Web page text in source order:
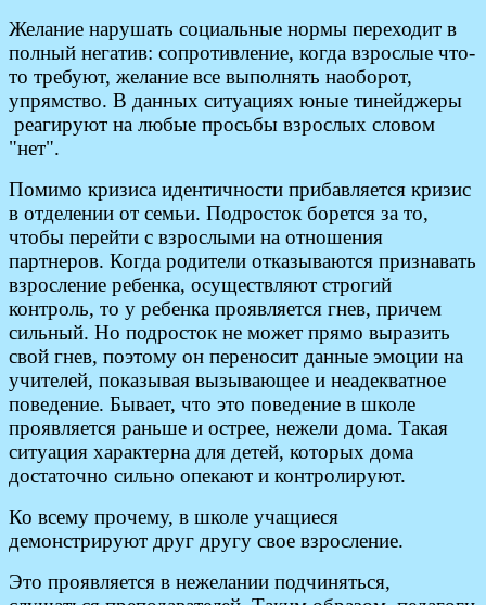
Желание нарушать социальные нормы переходит в
полный негатив: сопротивление, когда взрослые что-
то требуют, желание все выполнять наоборот,
упрямство. В данных ситуациях юные тинейджеры
реагируют на любые просьбы взрослых словом
"нет".
Помимо кризиса идентичности прибавляется кризис
в отделении от семьи. Подросток борется за то,
чтобы перейти с взрослыми на отношения
партнеров. Когда родители отказываются признавать
взросление ребенка, осуществляют строгий
контроль, то у ребенка проявляется гнев, причем
сильный. Но подросток не может прямо выразить
свой гнев, поэтому он переносит данные эмоции на
учителей, показывая вызывающее и неадекватное
поведение. Бывает, что это поведение в школе
проявляется раньше и острее, нежели дома. Такая
ситуация характерна для детей, которых дома
достаточно сильно опекают и контролируют.
Ко всему прочему, в школе учащиеся
демонстрируют друг другу свое взросление.
Это проявляется в нежелании подчиняться,